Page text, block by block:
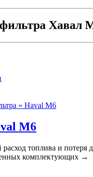
Хавал
» Haval M6
M6
топлива и потеря
комплектующих